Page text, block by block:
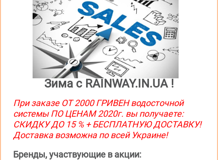
Зима с RAINWAY.IN.UA !
При заказе ОТ 2000 ГРИВЕН водосточной
системы ПО ЦЕНАМ 2020г. вы получаете:
СКИДКУ ДО 15 % + БЕСПЛАТНУЮ ДОСТАВКУ!
Доставка возможна по всей Украине!
Бренды, участвующие в акции: